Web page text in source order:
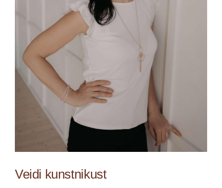
Veidi kunstnikust